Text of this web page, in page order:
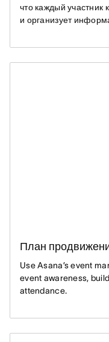
что каждый участник
и организует
План
Use Asana’s event
event awareness,
attendance.